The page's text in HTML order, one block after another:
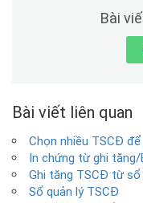
Bài
Bài viết liên quan
Chọn nhiều TSCĐ
In chứng từ ghi tăng/
Ghi tăng TSCĐ từ
Sổ quản lý TSCĐ